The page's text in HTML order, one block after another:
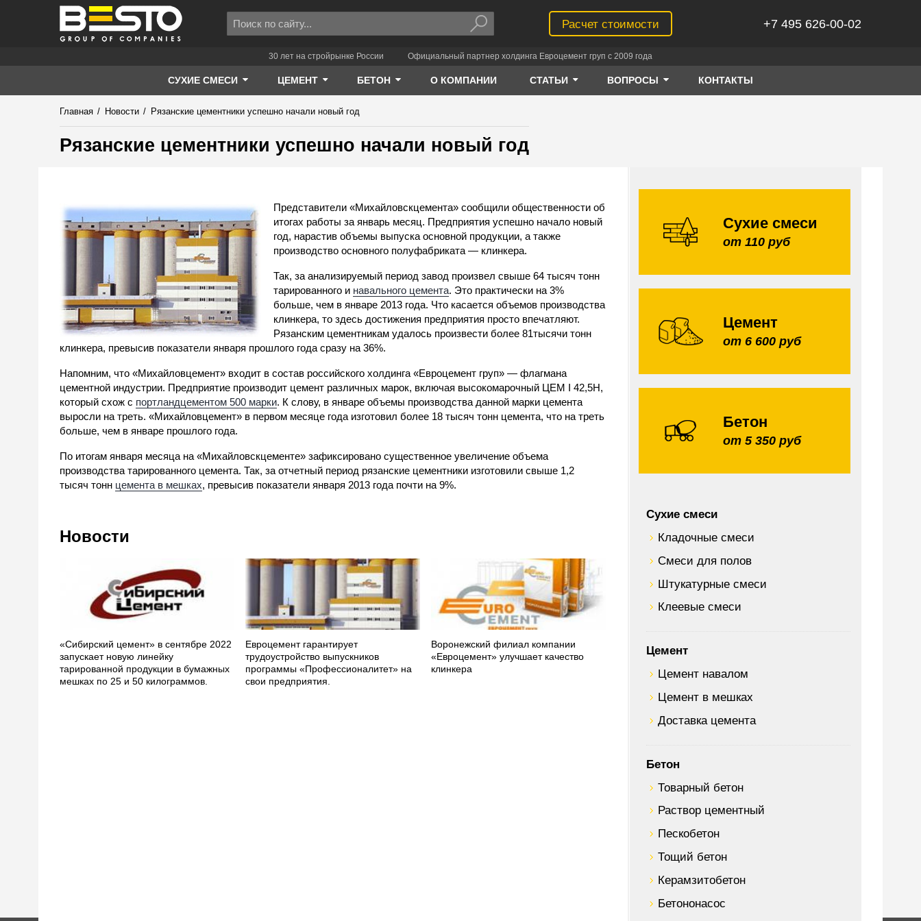
Расчет стоимости +7 495 626-00-02
30 лет на стройрынке России Официальный партнер холдинга Евроцемент груп с 2009 года
СУХИЕ СМЕСИ ЦЕМЕНТ БЕТОН О КОМПАНИИ СТАТЬИ ВОПРОСЫ КОНТАКТЫ
Главная / Новости / Рязанские цементники успешно начали новый год
Рязанские цементники успешно начали новый год
Представители «Михайловскцемента» сообщили общественности об
итогах работы за январь месяц. Предприятия успешно начало новый
год, нарастив объемы выпуска основной продукции, а также
производство основного полуфабриката — клинкера.
Так, за анализируемый период завод произвел свыше 64 тысяч тонн
тарированного и навального цемента. Это практически на 3%
больше, чем в январе 2013 года. Что касается объемов производства
клинкера, то здесь достижения предприятия просто впечатляют.
Рязанским цементникам удалось произвести более 81тысячи тонн
клинкера, превысив показатели января прошлого года сразу на 36%.
Напомним, что «Михайловцемент» входит в состав российского холдинга «Евроцемент груп» — флагмана
цементной индустрии. Предприятие производит цемент различных марок, включая высокомарочный ЦЕМ I 42,5H,
который схож с портландцементом 500 марки. К слову, в январе объемы производства данной марки цемента
выросли на треть. «Михайловцемент» в первом месяце года изготовил более 18 тысяч тонн цемента, что на треть
больше, чем в январе прошлого года.
По итогам января месяца на «Михайловскцементе» зафиксировано существенное увеличение объема
производства тарированного цемента. Так, за отчетный период рязанские цементники изготовили свыше 1,2
тысяч тонн цемента в мешках, превысив показатели января 2013 года почти на 9%.
Новости
«Сибирский цемент» в сентябре 2022
запускает новую линейку
тарированной продукции в бумажных
мешках по 25 и 50 килограммов.
Евроцемент гарантирует
трудоустройство выпускников
программы «Профессионалитет» на
свои предприятия.
Воронежский филиал компании
«Евроцемент» улучшает качество
клинкера
Сухие смеси
от 110 руб
Цемент
от 6 600 руб
Бетон
от 5 350 руб
Сухие смеси
Кладочные смеси
Смеси для полов
Штукатурные смеси
Клеевые смеси
Цемент
Цемент навалом
Цемент в мешках
Доставка цемента
Бетон
Товарный бетон
Раствор цементный
Пескобетон
Тощий бетон
Керамзитобетон
Бетононасос